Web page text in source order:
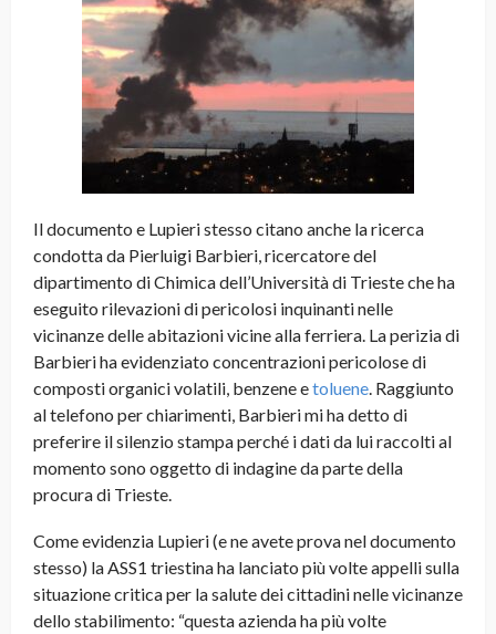
Il documento e Lupieri stesso citano anche la ricerca
condotta da Pierluigi Barbieri, ricercatore del
dipartimento di Chimica dell’Università di Trieste che ha
eseguito rilevazioni di pericolosi inquinanti nelle
vicinanze delle abitazioni vicine alla ferriera. La perizia di
Barbieri ha evidenziato concentrazioni pericolose di
composti organici volatili, benzene etoluene. Raggiunto
al telefono per chiarimenti, Barbieri mi ha detto di
preferire il silenzio stampa perché i dati da lui raccolti al
momento sono oggetto di indagine da parte della
procura di Trieste.
Come evidenzia Lupieri (e ne avete prova nel documento
stesso) la ASS1 triestina ha lanciato più volte appelli sulla
situazione critica per la salute dei cittadini nelle vicinanze
dello stabilimento: “questa azienda ha più volte